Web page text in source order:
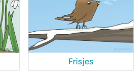
Frisjes